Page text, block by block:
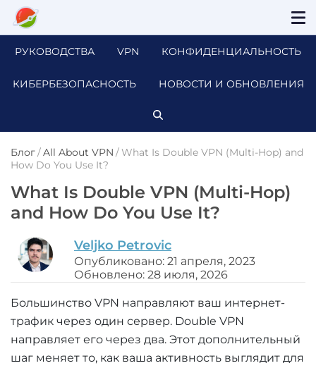
РУКОВОДСТВА VPN КОНФИДЕНЦИАЛЬНОСТЬ
КИБЕРБЕЗОПАСНОСТЬ НОВОСТИ И ОБНОВЛЕНИЯ
Блог/All About VPN /What Is Double VPN (Multi-Hop) and
How Do You Use It?
What Is Double VPN (Multi-Hop)
and How Do You Use It?
Veljko Petrovic
Опубликовано: 21 апреля, 2023
Обновлено: 28 июля, 2026
Большинство VPN направляют ваш интернет-
трафик через один сервер. Double VPN
направляет его через два. Этот дополнительный
шаг меняет то, как ваша активность выглядит для